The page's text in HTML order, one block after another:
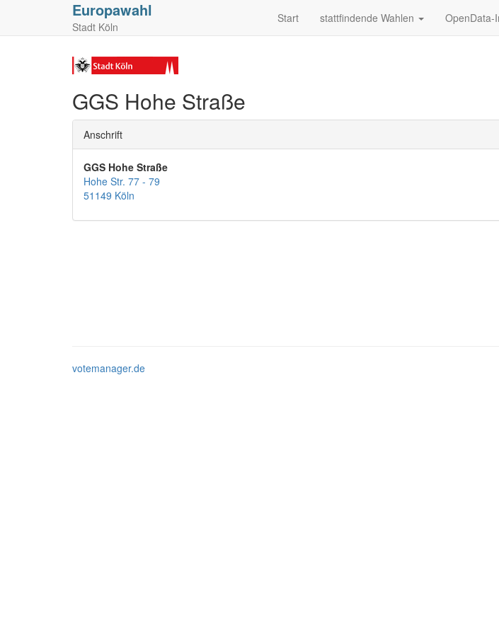
Europawahl
Stadt Köln
Start stattfindende Wahlen OpenData-
GGS Hohe Straße
Anschrift
GGS Hohe Straße
Hohe Str. 77 - 79
51149 Köln
votemanager.de